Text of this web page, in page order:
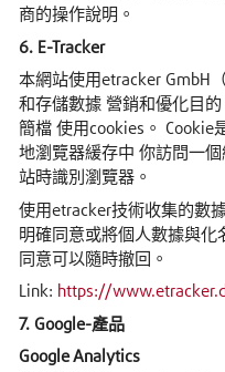
商的操作說明。
6. E-Tracker
本網站使用etracker GmbH
和存儲數據 營銷和優化目
簡檔 使用cookies。 Cookie
地瀏覽器緩存中 你訪問一
站時識別瀏覽器。
使用etracker技術收集的數
明確同意或將個人數據與
同意可以隨時撤回。
Link: https://
7. Google-產品
Google Analytics